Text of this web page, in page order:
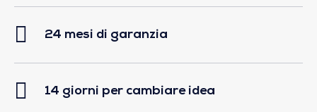
24 mesi di garanzia
14 giorni per cambiare idea